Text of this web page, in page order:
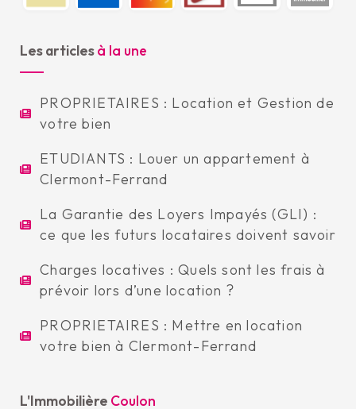
Les articlesà la une
PROPRIETAIRES : Location et Gestion de
votre bien
ETUDIANTS : Louer un appartement à
Clermont-Ferrand
La Garantie des Loyers Impayés (GLI) :
ce que les futurs locataires doivent savoir
Charges locatives : Quels sont les frais à
prévoir lors d’une location ?
PROPRIETAIRES : Mettre en location
votre bien à Clermont-Ferrand
L'Immobilière Coulon